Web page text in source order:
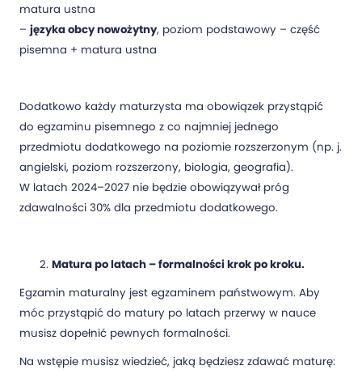
matura ustna
– języka obcy nowożytny, poziom podstawowy – część
pisemna + matura ustna
Dodatkowo każdy maturzysta ma obowiązek przystąpić
do egzaminu pisemnego z co najmniej jednego
przedmiotu dodatkowego na poziomie rozszerzonym (np. j.
angielski, poziom rozszerzony, biologia, geografia).
W latach 2024–2027 nie będzie obowiązywał próg
zdawalności 30% dla przedmiotu dodatkowego.
Matura po latach – formalności krok po kroku.
Egzamin maturalny jest egzaminem państwowym. Aby
móc przystąpić do matury po latach przerwy w nauce
musisz dopełnić pewnych formalności.
Na wstępie musisz wiedzieć, jaką będziesz zdawać maturę: